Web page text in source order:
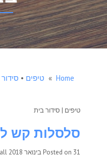
Home
» טיפים •
טיפים | סידור בית
סלסלות קש
Posted on 31 בינואר 2018 by